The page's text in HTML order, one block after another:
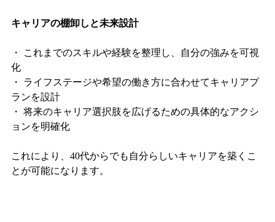
キャリアの棚卸しと未来設計
・ これまでのスキルや経験を整理し、自分の強みを可視
化
・ ライフステージや希望の働き方に合わせてキャリアプ
ランを設計
・ 将来のキャリア選択肢を広げるための具体的なアクシ
ョンを明確化
これにより、40代からでも自分らしいキャリアを築くこ
とが可能になります。